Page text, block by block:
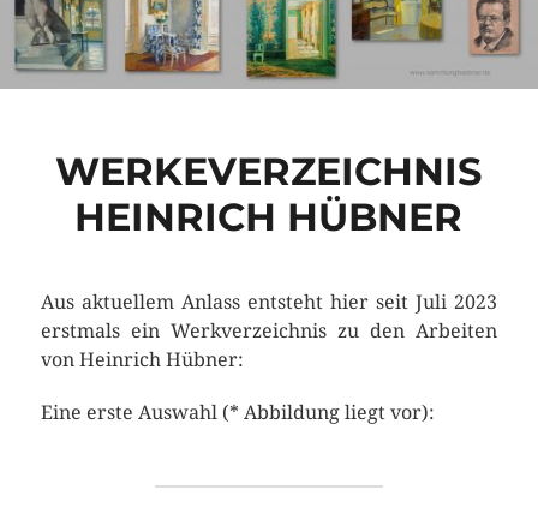
WERKEVERZEICHNIS
HEINRICH HÜBNER
Aus aktuellem Anlass entsteht hier seit Juli 2023
erstmals ein Werkverzeichnis zu den Arbeiten
von Heinrich Hübner:
Eine erste Auswahl (* Abbildung liegt vor):